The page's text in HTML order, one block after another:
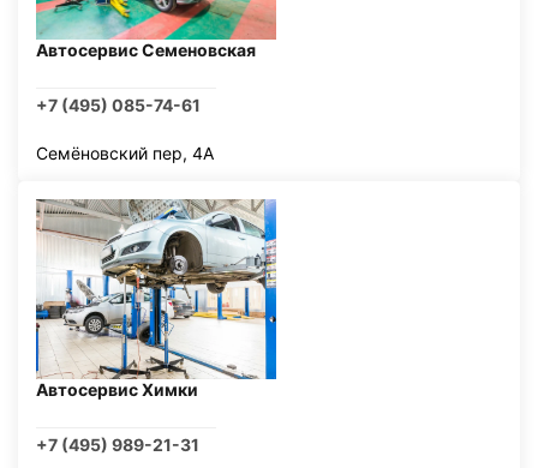
Автосервис Семеновская
+7 (495) 085-74-61
Семёновский пер, 4А
Автосервис Химки
+7 (495) 989-21-31